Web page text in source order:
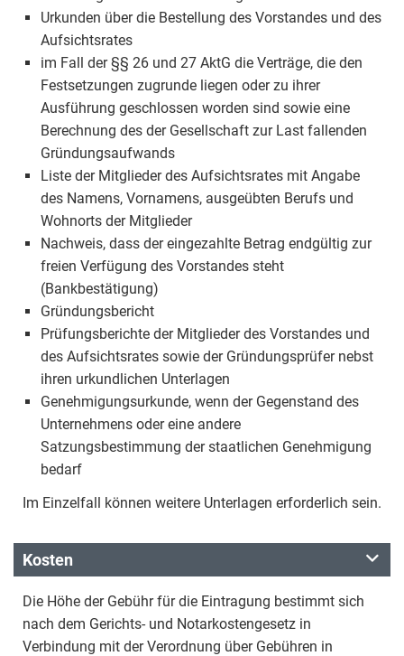
Urkunden über die Bestellung des Vorstandes und des
Aufsichtsrates
im Fall der §§ 26 und 27 AktG die Verträge, die den
Festsetzungen zugrunde liegen oder zu ihrer
Ausführung geschlossen worden sind sowie eine
Berechnung des der Gesellschaft zur Last fallenden
Gründungsaufwands
Liste der Mitglieder des Aufsichtsrates mit Angabe
des Namens, Vornamens, ausgeübten Berufs und
Wohnorts der Mitglieder
Nachweis, dass der eingezahlte Betrag endgültig zur
freien Verfügung des Vorstandes steht
(Bankbestätigung)
Gründungsbericht
Prüfungsberichte der Mitglieder des Vorstandes und
des Aufsichtsrates sowie der Gründungsprüfer nebst
ihren urkundlichen Unterlagen
Genehmigungsurkunde, wenn der Gegenstand des
Unternehmens oder eine andere
Satzungsbestimmung der staatlichen Genehmigung
bedarf
Im Einzelfall können weitere Unterlagen erforderlich sein.
Kosten
Die Höhe der Gebühr für die Eintragung bestimmt sich
nach dem Gerichts- und Notarkostengesetz in
Verbindung mit der Verordnung über Gebühren in